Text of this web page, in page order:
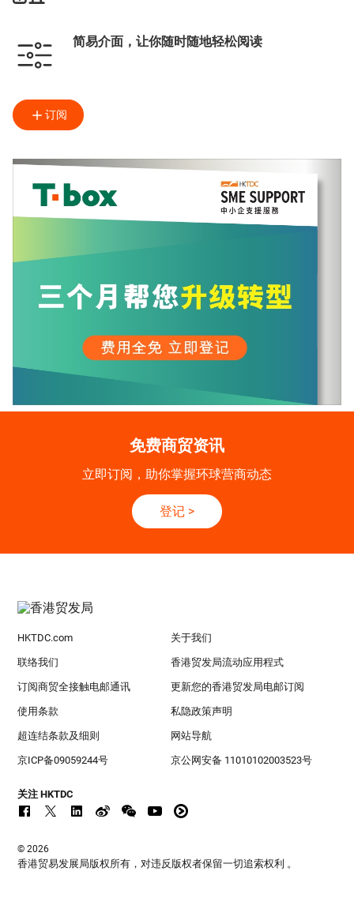
简易介面，让你随时随地轻松阅读
订阅
免费商贸资讯
立即订阅，助你掌握环球营商动态
登记 >
HKTDC.com 关于我们
联络我们 香港贸发局流动应用程式
订阅商贸全接触电邮通讯 更新您的香港贸发局电邮订阅
使用条款 私隐政策声明
超连结条款及细则 网站导航
京ICP备09059244号 京公网安备 11010102003523号
关注 HKTDC
© 2026
香港贸易发展局版权所有，对违反版权者保留一切追索权利 。